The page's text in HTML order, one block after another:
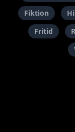
Fiktion
Fritid